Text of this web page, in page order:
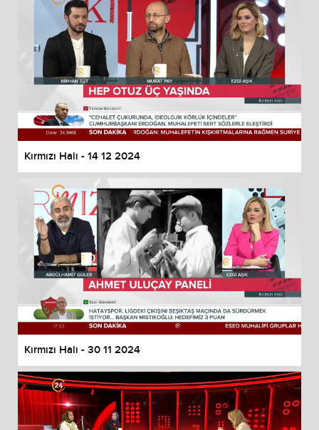
Kırmızı Halı - 14 12 2024
Kırmızı Halı - 30 11 2024